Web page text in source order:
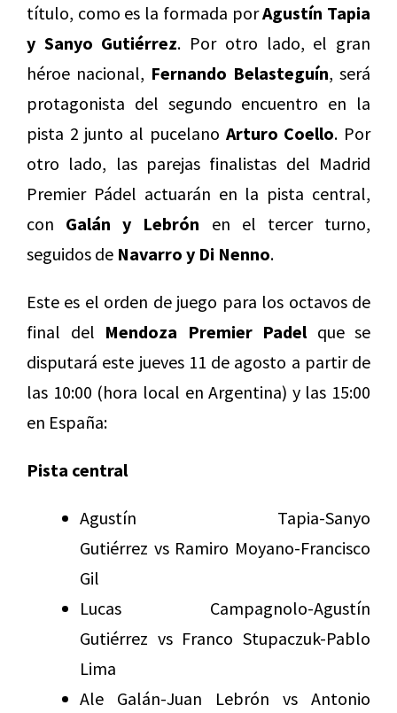
título, como es la formada porAgustín Tapia
y Sanyo Gutiérrez. Por otro lado, el gran
héroe nacional, Fernando Belasteguín, será
protagonista del segundo encuentro en la
pista 2 junto al pucelano Arturo Coello. Por
otro lado, las parejas finalistas del Madrid
Premier Pádel actuarán en la pista central,
con Galán y Lebrón en el tercer turno,
seguidos de Navarro y Di Nenno.
Este es el orden de juego para los octavos de
final del Mendoza Premier Padel que se
disputará este jueves 11 de agosto a partir de
las 10:00 (hora local en Argentina) y las 15:00
en España:
Pista central
Agustín Tapia-Sanyo
Gutiérrez vs Ramiro Moyano-Francisco
Gil
Lucas Campagnolo-Agustín
Gutiérrez vs Franco Stupaczuk-Pablo
Lima
Ale Galán-Juan Lebrón vs Antonio